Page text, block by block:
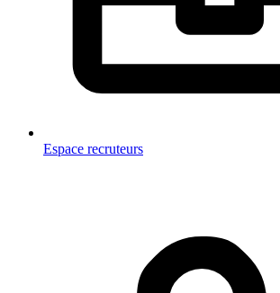
Espace recruteurs